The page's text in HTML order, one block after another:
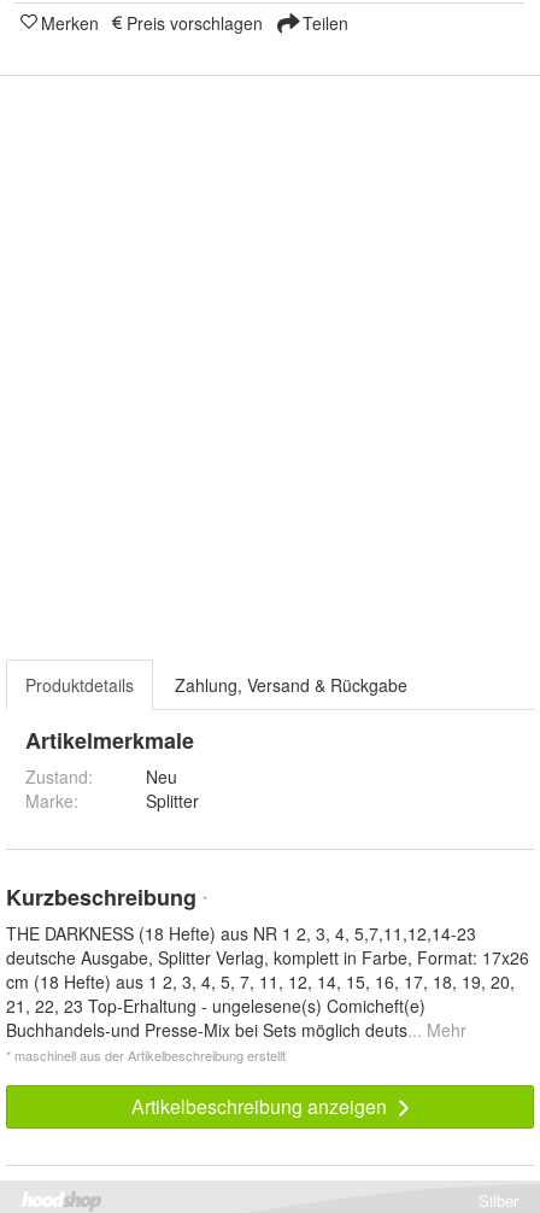
Merken Preis vorschlagen Teilen
Produktdetails Zahlung, Versand & Rückgabe
Artikelmerkmale
Zustand:
Neu
Marke:
Splitter
Kurzbeschreibung *
THE DARKNESS (18 Hefte) aus NR 1 2, 3, 4, 5,7,11,12,14-23
deutsche Ausgabe, Splitter Verlag, komplett in Farbe, Format: 17x26
cm (18 Hefte) aus 1 2, 3, 4, 5, 7, 11, 12, 14, 15, 16, 17, 18, 19, 20,
21, 22, 23 Top-Erhaltung - ungelesene(s) Comicheft(e)
Buchhandels-und Presse-Mix bei Sets möglich deuts... Mehr
* maschinell aus der Artikelbeschreibung erstellt
Artikelbeschreibung anzeigen
Silber